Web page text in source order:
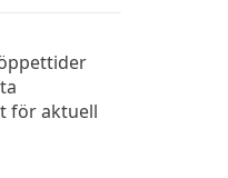
för aktuell